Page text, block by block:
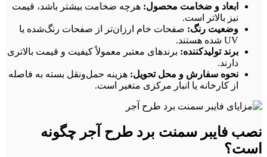
ابعاد و ضخامت محصول: هرچه ضخامت بیشتر باشد، قیمت
نیز بالاتر است.
وضعیت رنگ: صفحات خام ارزان‌تر از صفحات رنگ‌شده یا
UV شده هستند.
برند تولیدکننده: برندهای معتبر معمولاً کیفیت و قیمت بالاتری
دارند.
نحوه سفارش و محل تحویل: هزینه حمل‌ونقل بسته به فاصله
از کارخانه یا انبار مرکزی متغیر است.
نصب فایبر سمنت برد طرح آجر چگونه
است؟